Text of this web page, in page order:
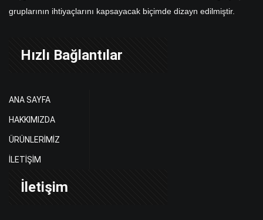
gruplarının ihtiyaçlarını kapsayacak biçimde dizayn edilmiştir.
Hızlı Bağlantılar
ANA SAYFA
HAKKIMIZDA
ÜRÜNLERİMİZ
İLETİŞİM
İletişim